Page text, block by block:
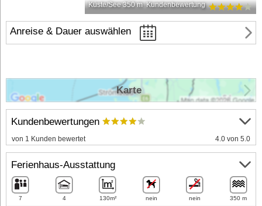
Küste/See 350 m Kundenbewertung
Anreise & Dauer auswählen
Kundenbewertungen
von 1 Kunden bewertet 4.0 von 5.0
Ferienhaus-Ausstattung
7 4 130m² nein nein 350 m
Karte